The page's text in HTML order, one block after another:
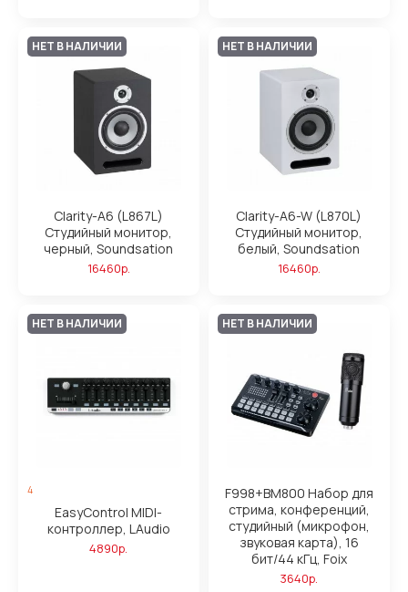
НЕТ В НАЛИЧИИ
Clarity-A6 (L867L)
Студийный монитор,
черный, Soundsation
16460р.
НЕТ В НАЛИЧИИ
Clarity-A6-W (L870L)
Студийный монитор,
белый, Soundsation
16460р.
НЕТ В НАЛИЧИИ
4
EasyControl MIDI-
контроллер, LAudio
4890р.
НЕТ В НАЛИЧИИ
F998+BM800 Набор для
стрима, конференций,
студийный (микрофон,
звуковая карта), 16
бит/44 кГц, Foix
3640р.